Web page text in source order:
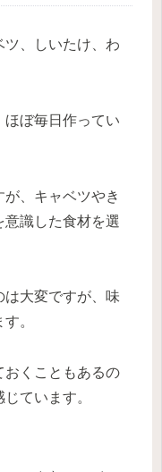
ツ、しいたけ、わ
ほぼ毎日作ってい
、キャベツやき
識した食材を選
大変ですが、味
。
おくこともあるの
ています。